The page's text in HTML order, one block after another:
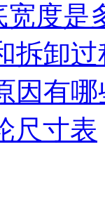
宽度是
拆卸过
因有哪
尺寸表